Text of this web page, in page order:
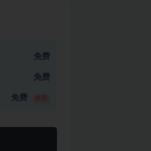
免费
免费
免费